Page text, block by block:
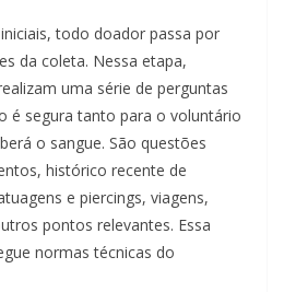
todo doador passa por
da coleta. Nessa etapa,
uma série de perguntas
é segura tanto para o voluntário
o sangue. São questões
histórico recente de
e piercings, viagens,
pontos relevantes. Essa
normas técnicas do